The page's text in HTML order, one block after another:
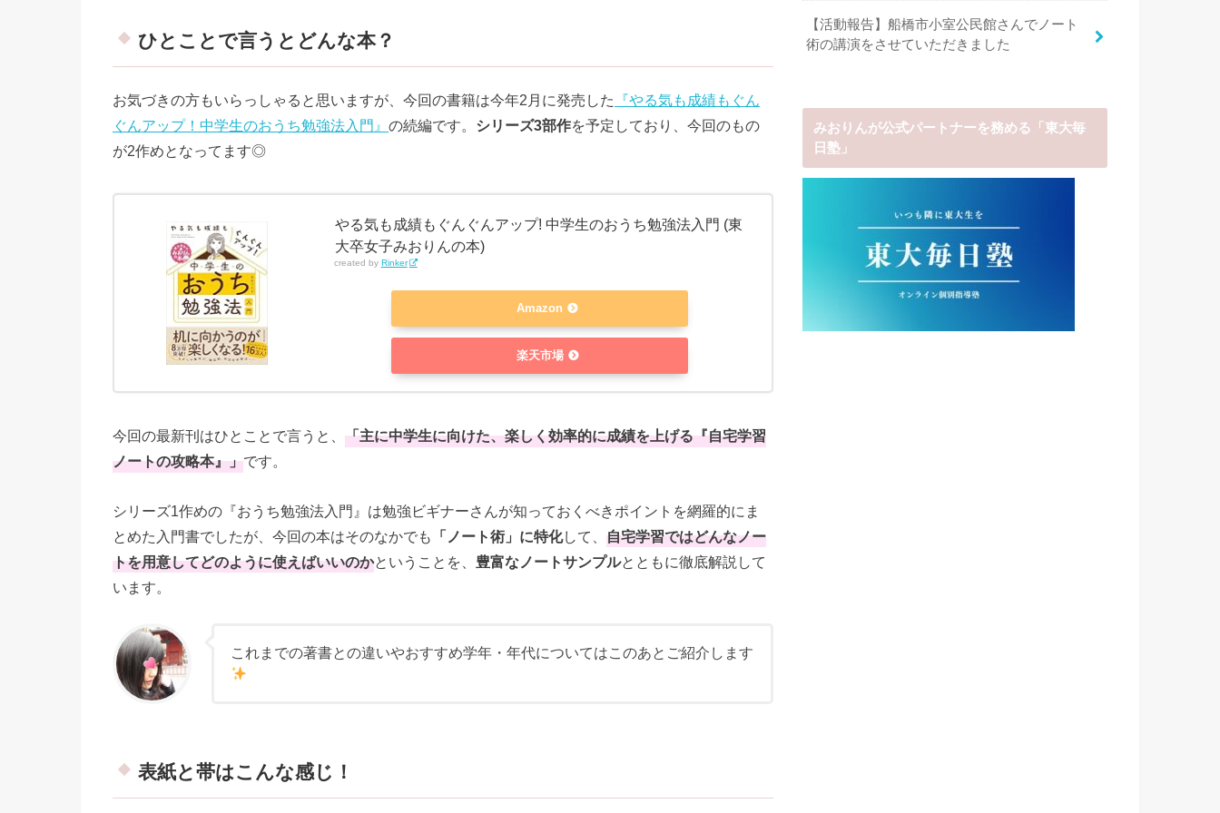
ひとことで言うとどんな本？
お気づきの方もいらっしゃると思いますが、今回の書籍は今年2月に発売した
『やる気も成績もぐん
ぐんアップ！中学生のおうち勉強法入門』 の続編です。 シリーズ3部作を予定しており、今回のもの
が2作めとなってます◎
やる気も成績もぐんぐんアップ! 中学生のおうち勉強法入門 (東
大卒女子みおりんの本)
created by Rinker
Amazon
楽天市場
今回の最新刊はひとことで言うと、 「主に中学生に向けた、楽しく効率的に成績を上げる『自宅学習
ノートの攻略本』」です。
シリーズ1作めの『おうち勉強法入門』は勉強ビギナーさんが知っておくべきポイントを網羅的にま
とめた入門書でしたが、今回の本はそのなかでも
「ノート術」に特化して、 自宅学習ではどんなノー
トを用意してどのように使えばいいのかということを、 豊富なノートサンプルとともに徹底解説して
います。
これまでの著書との違いやおすすめ学年・年代についてはこのあとご紹介します
表紙と帯はこんな感じ！
【活動報告】船橋市小室公民館さんでノート
術の講演をさせていただきました
みおりんが公式パートナーを務める「東大毎
日塾」